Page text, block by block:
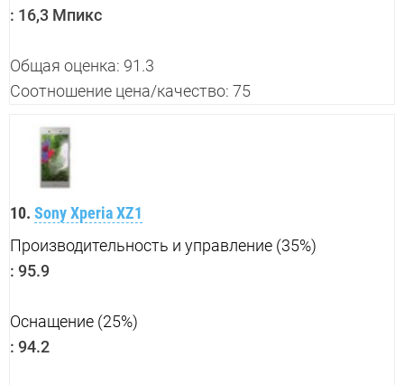
: 16,3 Мпикс
Общая оценка: 91.3
Соотношение цена/качество: 75
10. Sony Xperia XZ1
Производительность и управление (35%)
: 95.9
Оснащение (25%)
: 94.2